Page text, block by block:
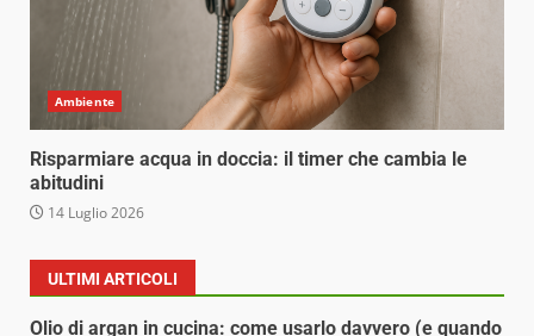
Ambiente
Risparmiare acqua in doccia: il timer che cambia le
abitudini
14 Luglio 2026
ULTIMI ARTICOLI
Olio di argan in cucina: come usarlo davvero (e quando